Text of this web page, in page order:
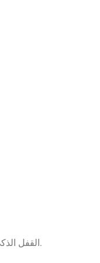
القفل، فهو يتصل بالإنترنت ليتيح الإدارة عن بُعد وتسجيل الدخول.